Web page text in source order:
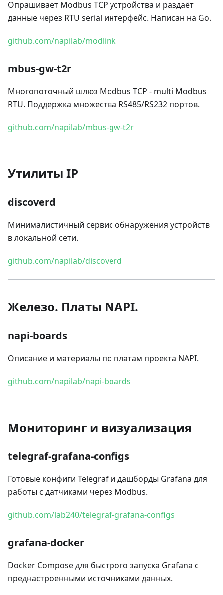
Опрашивает Modbus TCP устройства и раздаёт
данные через RTU serial интерфейс. Написан на Go.
github.com/napilab/modlink
mbus-gw-t2r
Многопоточный шлюз Modbus TCP - multi Modbus
RTU. Поддержка множества RS485/RS232 портов.
github.com/napilab/mbus-gw-t2r
Утилиты IP
discoverd
Минималистичный сервис обнаружения устройств
в локальной сети.
github.com/napilab/discoverd
Железо. Платы NAPI.
napi-boards
Описание и материалы по платам проекта NAPI.
github.com/napilab/napi-boards
Мониторинг и визуализация
telegraf-grafana-configs
Готовые конфиги Telegraf и дашборды Grafana для
работы с датчиками через Modbus.
github.com/lab240/telegraf-grafana-configs
grafana-docker
Docker Compose для быстрого запуска Grafana с
преднастроенными источниками данных.